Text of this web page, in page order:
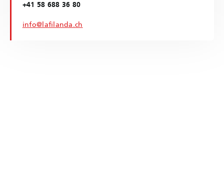
+41 58 688 36 80
info@lafilanda.ch